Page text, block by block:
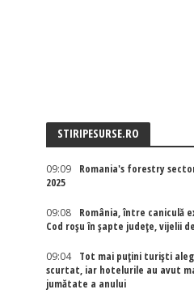
STIRIPESURSE.RO
09:09
Romania's forestry
2025
09:08
România, între caniculă
Cod roșu în șapte județe, vijelii
09:04
Tot mai puțini turiști aleg
scurtat, iar hotelurile au avut
jumătate a anului